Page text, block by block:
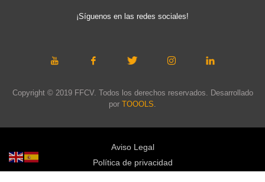
¡Síguenos en las redes sociales!
Copyright © 2019 FFCV. Todos los derechos reservados. Desarrollado
por TOOOLS.
Aviso Legal
Política de privacidad